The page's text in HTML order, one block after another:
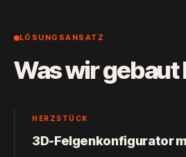
LÖSUNGSANSATZ
Was wir gebaut
HERZSTÜCK
3D-Felgenkonfigurator